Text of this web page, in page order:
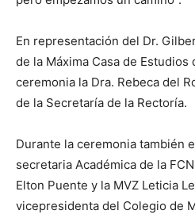
En representación del Dr.
de la Máxima Casa de
ceremonia la Dra. Rebeca del
de la Secretaría de la Rectoría.
Durante la ceremonia también
secretaria Académica de la
Elton Puente y la MVZ Leticia
vicepresidenta del Colegio de